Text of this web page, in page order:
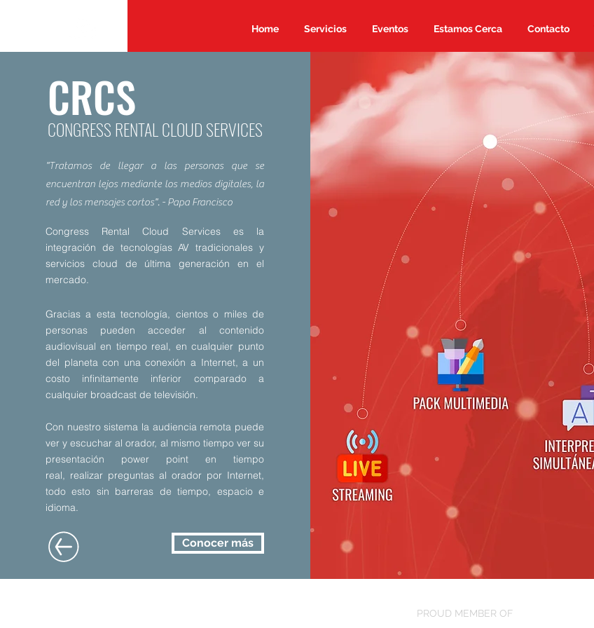
Home Servicios Eventos Estamos Cerca Contacto
CRCS
CONGRESS RENTAL CLOUD SERVICES
"Tratamos de llegar a las personas que se
encuentran lejos mediante los medios digitales, la
red y los mensajes cortos". - Papa Francisco
Congress Rental Cloud Services es la
integración de tecnologías AV tradicionales y
servicios cloud de última generación en el
mercado.
Gracias a esta tecnología, cientos o miles de
personas pueden acceder al contenido
audiovisual en tiempo real, en cualquier punto
del planeta con una conexión a Internet, a un
costo infinitamente inferior comparado a
cualquier broadcast de televisión.
Con nuestro sistema la audiencia remota puede
ver y escuchar al orador, al mismo tiempo ver su
presentación power point en tiempo
real, realizar preguntas al orador por Internet,
todo esto sin barreras de tiempo, espacio e
idioma.
Conocer más
PROUD MEMBER OF